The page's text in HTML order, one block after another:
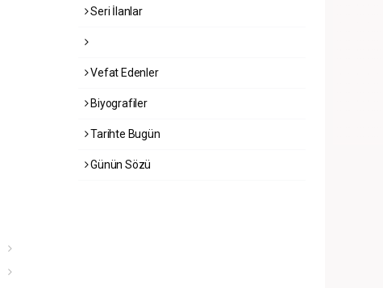
Seri İlanlar
Vefat Edenler
Biyografiler
Tarihte Bugün
Günün Sözü